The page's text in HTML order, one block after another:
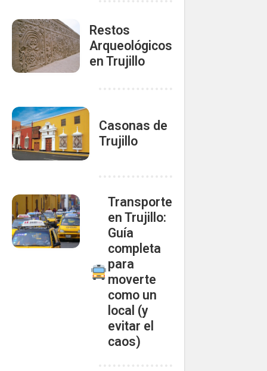
Restos
Arqueológicos
en Trujillo
Casonas de
Trujillo
Transporte
en Trujillo:
Guía
completa
para
moverte
como un
local (y
evitar el
caos)